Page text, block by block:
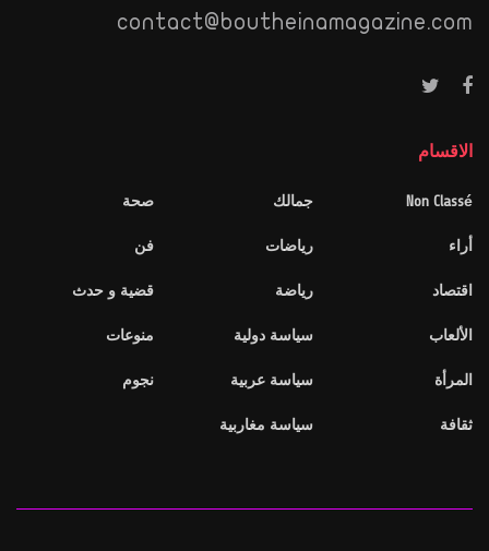
contact@boutheinamagazine.com
الاقسام
Non Classé
أراء
اقتصاد
الألعاب
المرأة
ثقافة
جمالك
رياضات
رياضة
سياسة دولية
سياسة عربية
سياسة مغاربية
صحة
فن
قضية و حدث
منوعات
نجوم